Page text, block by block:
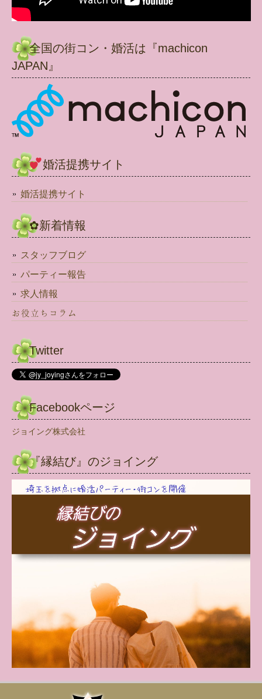
全国の街コン・婚活は『machicon
JAPAN』
婚活提携サイト
婚活提携サイト
✿新着情報
スタッフブログ
パーティー報告
求人情報
お役立ちコラム
Twitter
Facebookページ
ジョイング株式会社
『縁結び』のジョイング